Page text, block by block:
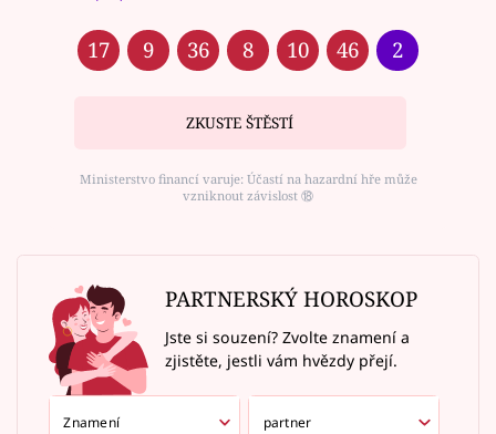
17 9 36 8 10 46 2
ZKUSTE ŠTĚSTÍ
Ministerstvo financí varuje: Účastí na hazardní hře může
vzniknout závislost ⑱
PARTNERSKÝ HOROSKOP
Jste si souzení? Zvolte znamení a
zjistěte, jestli vám hvězdy přejí.